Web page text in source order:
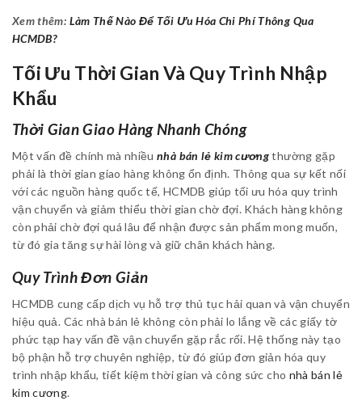
Xem thêm: Làm Thế Nào Để Tối Ưu Hóa Chi Phí Thông Qua
HCMDB?
Tối Ưu Thời Gian Và Quy Trình Nhập
Khẩu
Thời Gian Giao Hàng Nhanh Chóng
Một vấn đề chính mà nhiềunhà bán lẻ kim cươngthường gặp
phải là thời gian giao hàng không ổn định. Thông qua sự kết nối
với các nguồn hàng quốc tế, HCMDB giúp tối ưu hóa quy trình
vận chuyển và giảm thiểu thời gian chờ đợi. Khách hàng không
còn phải chờ đợi quá lâu để nhận được sản phẩm mong muốn,
từ đó gia tăng sự hài lòng và giữ chân khách hàng.
Quy Trình Đơn Giản
HCMDB cung cấp dịch vụ hỗ trợ thủ tục hải quan và vận chuyển
hiệu quả. Các nhà bán lẻ không còn phải lo lắng về các giấy tờ
phức tạp hay vấn đề vận chuyển gặp rắc rối. Hệ thống này tạo
bộ phận hỗ trợ chuyên nghiệp, từ đó giúp đơn giản hóa quy
trình nhập khẩu, tiết kiệm thời gian và công sức cho nhà bán lẻ
kim cương.